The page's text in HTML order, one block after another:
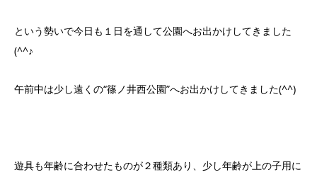
という勢いで今日も１日を通して公園へお出かけしてきました
(^^♪
午前中は少し遠くの“篠ノ井西公園”へお出かけしてきました(^^)
遊具も年齢に合わせたものが２種類あり、少し年齢が上の子用に